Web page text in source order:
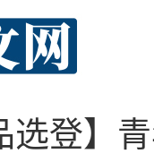
选登】